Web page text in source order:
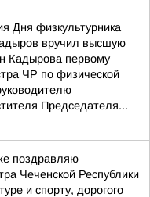
Дня физкультурника
вручил высшую
Кадырова первому
ЧР по физической
Председателя...
поздравляю
Чеченской Республики
и спорту, дорогого